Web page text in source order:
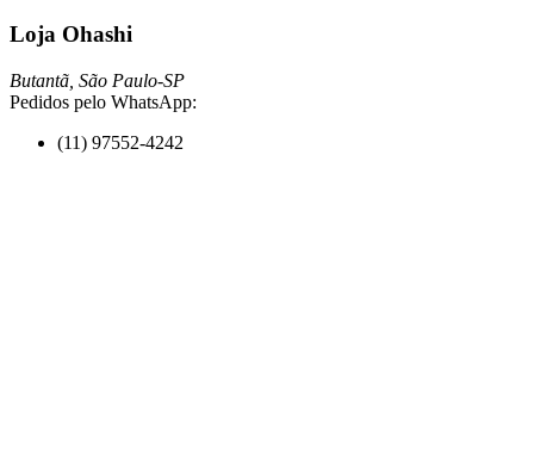
Loja Ohashi
Butantã, São Paulo-SP
Pedidos pelo WhatsApp:
(11) 97552-4242